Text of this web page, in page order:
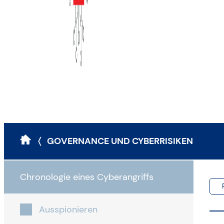
〈 GOVERNANCE UND CYBERRISIKEN
Chronologie eines Cyberangriffs
Ausspionieren